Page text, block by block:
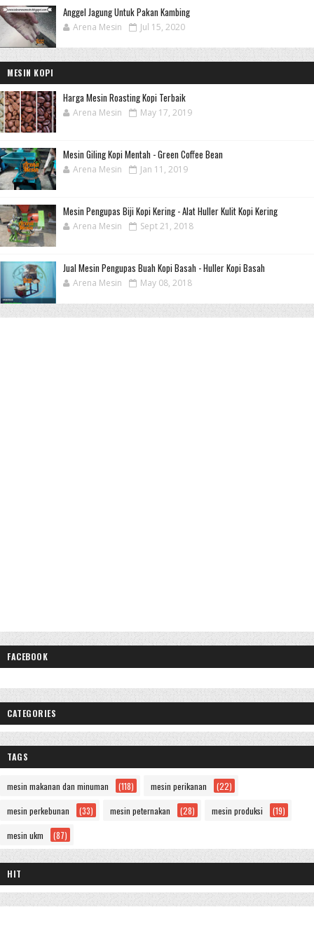
Anggel Jagung Untuk Pakan Kambing
Arena Mesin Jul 15, 2020
MESIN KOPI
Harga Mesin Roasting Kopi Terbaik
Arena Mesin May 17, 2019
Mesin Giling Kopi Mentah - Green Coffee Bean
Arena Mesin Jan 11, 2019
Mesin Pengupas Biji Kopi Kering - Alat Huller Kulit Kopi Kering
Arena Mesin Sept 21, 2018
Jual Mesin Pengupas Buah Kopi Basah - Huller Kopi Basah
Arena Mesin May 08, 2018
FACEBOOK
CATEGORIES
TAGS
mesin makanan dan minuman (118) mesin perikanan (22)
mesin perkebunan (33) mesin peternakan (28) mesin produksi (19)
mesin ukm (87)
HIT